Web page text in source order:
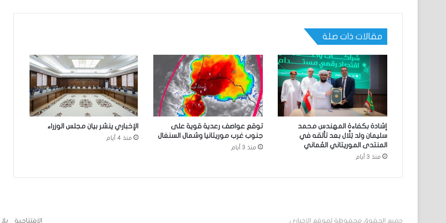
تعيين محمد محمود ولد داهي رئيسا
للجنة الوطنية لحقوق الإنسان
نفط إماراتية في مضيق هرمز
مقالات ذات صلة
إشادة بكفاءة المهندس محمد
سليمان ولد بَلَّال بعد تألقه في
المنتدى الموريتاني العُماني
منذ 3 أيام
توقع عواصف رعدية قوية على
جنوب غرب موريتانيا وشمال السنغال
منذ 3 أيام
الإخباري ينشر بيان مجلس الوزراء
منذ 4 أيام
جميع الحقوق محفوظة لموقع الإخباري الإفتتاحية